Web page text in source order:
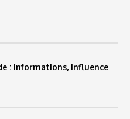
: Informations, Influence